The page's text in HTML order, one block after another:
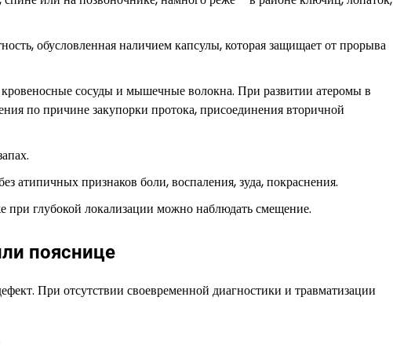
обусловленная наличием капсулы, которая защищает от прорыва
сосуды и мышечные волокна. При развитии атеромы в
по причине закупорки протока, присоединения вторичной
атипичных признаков боли, воспаления, зуда, покраснения.
глубокой локализации можно наблюдать смещение.
пояснице
При отсутствии своевременной диагностики и травматизации